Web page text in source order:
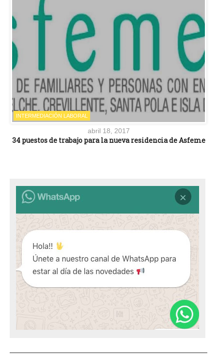
INTERMEDIACIÓN LABORAL
abril 18, 2017
34 puestos de trabajo para la nueva residencia de Asfeme